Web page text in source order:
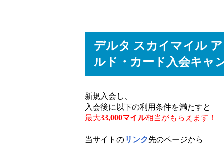
デルタ スカイマイル
ルド・カード入会キャ
新規入会し、
入会後に以下の利用条件を満たすと
最大33,000マイル相当がもらえます！
当サイトの リンク先のページから